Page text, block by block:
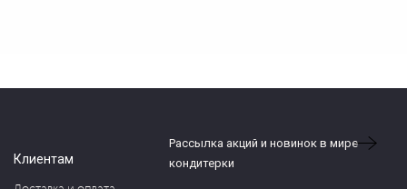
Клиентам
Рассылка акций и новинок в мире
кондитерки